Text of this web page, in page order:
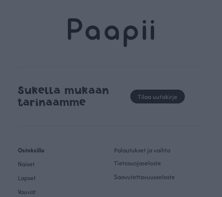
Sukella mukaan
tarinaamme
Tilaa uutiskirje
Ostoksille
Naiset
Lapset
Vauvat
Palautukset ja vaihto
Tietosuojaseloste
Saavutettavuusseloste